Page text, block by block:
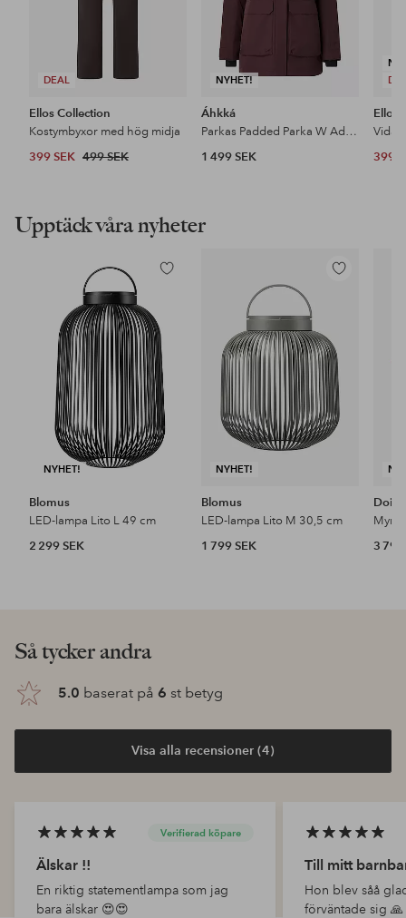
DEAL
Ellos Collection
Kostymbyxor med hög midja
399 SEK 499 SEK
NYHET!
Áhkká
Parkas Padded Parka W Adjustable Waist
1 499 SEK
Ellos
399
Upptäck våra nyheter
NYHET!
Lägg
favoriter
Blomus
LED-lampa Lito L 49 cm
2 299 SEK
NYHET!
Lägg
Blomus
LED-lampa Lito M 30,5 cm
1 799 SEK
3 799
Så tycker andra
5.0 baserat på 6 st betyg
Visa alla recensioner (4)
Verifierad köpare
Älskar !!
En riktig statementlampa som jag
bara älskar 😍😍
Till mitt
Hon blev såå
förväntade sig 🙏